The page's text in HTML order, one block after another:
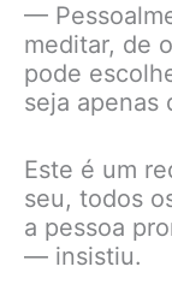
—
meditar, de
pode
seja apenas
Este é um
seu, todos
a pessoa
— insistiu.